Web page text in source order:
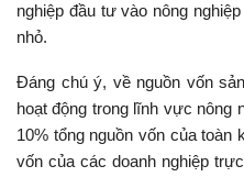
nghiệp đầu tư vào nông
nhỏ.
Đáng chú ý, về nguồn vốn
hoạt động trong lĩnh vực nông
10% tổng nguồn vốn của toàn
vốn của các doanh nghiệp